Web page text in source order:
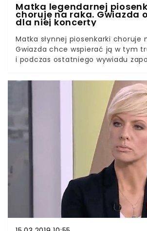
Matka legendarnej
choruje na raka. Gwiazda
dla niej koncerty
Matka słynnej piosenkarki choruje
Gwiazda chce wspierać ją w tym
i podczas ostatniego wywiadu
przyszły rok. W lipcu 2020 roku
Polsce, teraz jej spotkanie z
znakiem zapytania. Matka Taylor
choruje na raka. Kobieta wygrała z
2015 roku, niestety, w marcu
poinformowała, że nastąpił
pory jej stan się nie poprawił, co
głośno zapowiadaną trasę
Fani czekają na dalsze informacje.